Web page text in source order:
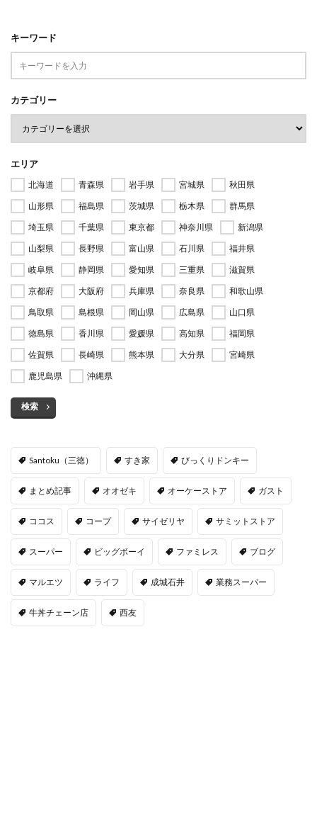
キーワード
カテゴリー
エリア
北海道 青森県 岩手県 宮城県
秋田県
山形県
福島県 茨城県 栃木県
群馬県
埼玉県
千葉県 東京都 神奈川県
新潟県
山梨県
長野県 富山県 石川県
福井県
岐阜県
静岡県 愛知県 三重県
滋賀県
京都府
大阪府 兵庫県 奈良県
和歌山県
鳥取県
島根県 岡山県 広島県
山口県
徳島県
香川県 愛媛県 高知県
福岡県
佐賀県
長崎県 熊本県 大分県
宮崎県
鹿児島県
沖縄県
検索
Santoku（三徳） すき家 びっくりドンキー
まとめ記事 オオゼキ オーケーストア ガスト
ココス コープ サイゼリヤ サミットストア
スーパー ビッグボーイ ファミレス ブログ
マルエツ ライフ 成城石井 業務スーパー
牛丼チェーン店 西友